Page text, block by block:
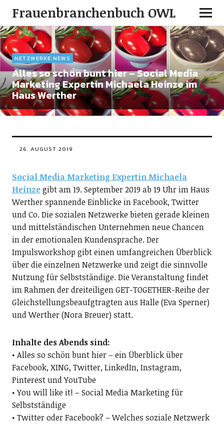
Frauenbranchenbuch OWL
NETZWERKE NEWS
Alles so schön bunt hier – Social Media
Marketing Expertin Michaela Heinze im
Haus Werther
26. AUGUST 2019
Social Media Marketing Expertin Michaela
Heinzegibt am 19. September 2019 ab 19 Uhr im Haus
Werther spannende Einblicke in Facebook, Twitter
und Co. Die sozialen Netzwerke bieten gerade kleinen
und mittelständischen Unternehmen neue Chancen
in der emotionalen Kundensprache. Der
Impulsworkshop gibt einen umfangreichen Überblick
über die einzelnen Netzwerke und zeigt die sinnvolle
Nutzung für Selbstständige. Die Veranstaltung findet
im Rahmen der dreiteiligen GET-TOGETHER-Reihe der
Gleichstellungsbeaufgtragten aus Halle (Eva Sperner)
und Werther (Nora Breuer) statt.
Inhalte des Abends sind:
• Alles so schön bunt hier – ein Überblick über
Facebook, XING, Twitter, LinkedIn, Instagram,
Pinterest und YouTube
• You will like it! – Social Media Marketing für
Selbstständige
• Twitter oder Facebook? – Welches soziale Netzwerk